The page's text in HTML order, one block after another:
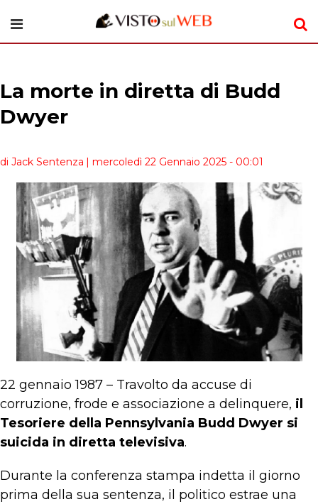
La morte in diretta di Budd
Dwyer
di Jack Sentenza | mercoledì 22 Gennaio 2025 - 00:01
22 gennaio 1987 – Travolto da accuse di
corruzione, frode e associazione a delinquere, il
Tesoriere della Pennsylvania Budd Dwyer si
suicida in diretta televisiva.
Durante la conferenza stampa indetta il giorno
prima della sua sentenza, il politico estrae una